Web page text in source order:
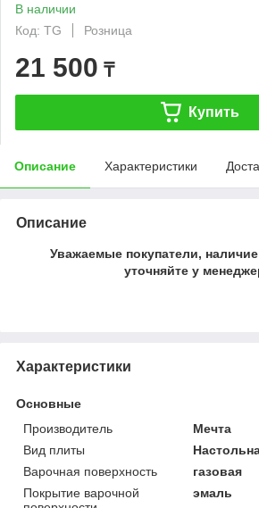
В наличии
Код: TG
Розница
21 500 ₸
Купить
Описание Характеристики
Описание
Уважаемые покупатели,
уточняйте у
Характеристики
Основные
Производитель
Мечта
Вид плиты
Варочная поверхность
газовая
Покрытие варочной
эмаль